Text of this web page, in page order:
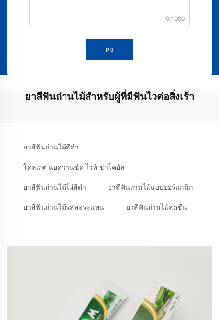
0/1000
ส่ง
ยาสีฟันถ่านไม้สำหรับผู้ที่มีฟันไวต่อสิ่งเร้า
ยาสีฟันถ่านไม้สีดำ
โคลเกต แอดวานซ์ด ไวท์ ชาโคอัล
ยาสีฟันถ่านไม้ไผ่สีดำ ยาสีฟันถ่านไม้แบบออร์แกนิก
ยาสีฟันถ่านไม้รสสะระแหน่ ยาสีฟันถ่านไม้สดชื่น